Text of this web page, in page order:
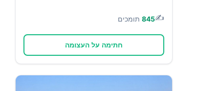
✍️
845 תומכים
חתימה על העצומה